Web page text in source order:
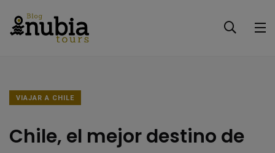
VIAJAR A CHILE
Chile, el mejor destino de